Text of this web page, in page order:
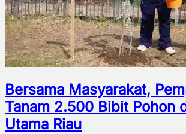
Bersama Masyarakat,
Tanam 2.500 Bibit Pohon
Utama Riau